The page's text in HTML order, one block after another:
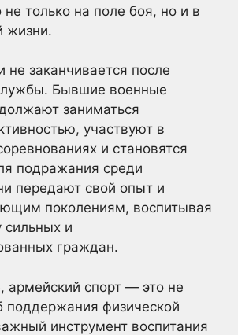
только на поле боя, но и в
жизни.
не заканчивается после
Бывшие военные
заниматься
участвуют в
и становятся
подражания среди
передают свой опыт и
поколениям, воспитывая
сильных и
граждан.
армейский спорт — это не
поддержания физической
инструмент воспитания